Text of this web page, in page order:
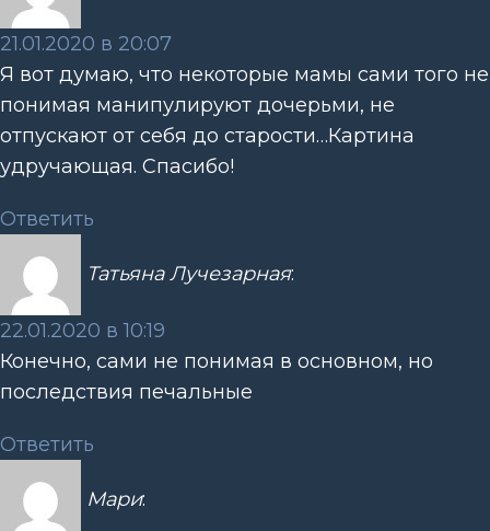
21.01.2020 в 20:07
Я вот думаю, что некоторые мамы сами того не
понимая манипулируют дочерьми, не
отпускают от себя до старости…Картина
удручающая. Спасибо!
Ответить
Татьяна Лучезарная:
22.01.2020 в 10:19
Конечно, сами не понимая в основном, но
последствия печальные
Ответить
Мари: